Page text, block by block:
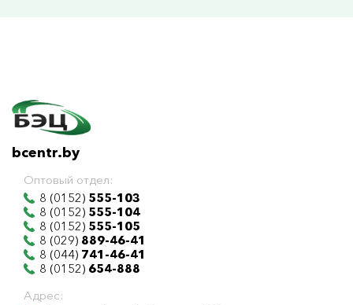
bcentr.by
Оптовый отдел:
8 (0152) 555-103
8 (0152) 555-104
8 (0152) 555-105
8 (029) 889-46-41
8 (044) 741-46-41
8 (0152) 654-888
Адрес: